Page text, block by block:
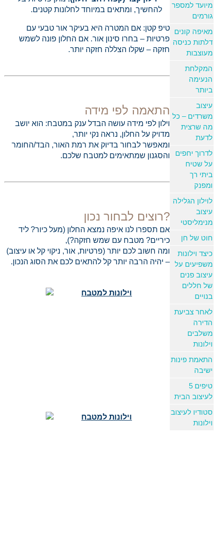
מיועד למספר
גורמים
מאיפה קונים
דלתות כניסה
מעוצבות
המקלחת
הנעימה
ביותר
עיצוב
משרדים – כל
מה שרצית
לדעת
לדרוך יחפים
על שטיח
ביתי רך
ומפנק
לוילון הגלילה
עיצוב
מנימליסטי
חוט של חן
כיצד וילונות
משפיעים על
עיצוב פנים
של חללים
בנויים
לאחר צביעת
הדירה
משלבים
וילונות
התאמת פינות
ישיבה
5 טיפים
לעיצוב הבית
סטודיו לעיצוב
וילונות
להחשיך, ומתאים במיוחד לחלונות קטנים.
טיפ קטן: אם המטרה היא בעיקר אור טבעי עם
פרטיות – בחרו סינון אור. אם החלון פונה לשמש
חזקה – שקלו הצללה חזקה יותר.
התאמה לפי מידה
וילון לפי מידה עושה הבדל ענק במטבח: הוא יושב
מדויק על החלון, נראה נקי יותר,
ומאפשר לבחור בדיוק את רמת האור, הבד/החומר
והסגנון שמתאימים למטבח שלכם.
רוצים לבחור נכון?
אם תספרו לנו איפה נמצא החלון (מעל כיור? ליד
כיריים? מטבח עם שמש חזקה?),
ומה חשוב לכם יותר (פרטיות, אור, ניקוי קל או עיצוב)
– יהיה הרבה יותר קל להתאים לכם את הסוג הנכון.